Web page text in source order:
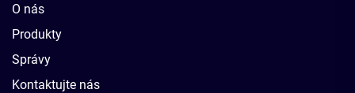
O nás
Produkty
Správy
Kontaktujte nás